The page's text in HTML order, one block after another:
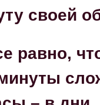
своей
равно,